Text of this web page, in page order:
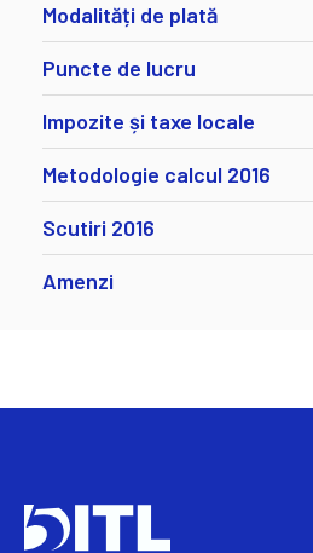
Modalități de plată
Puncte de lucru
Impozite și taxe locale
Metodologie calcul 2016
Scutiri 2016
Amenzi